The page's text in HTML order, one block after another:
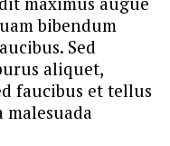
bibendum
Sed
aliquet,
faucibus et tellus